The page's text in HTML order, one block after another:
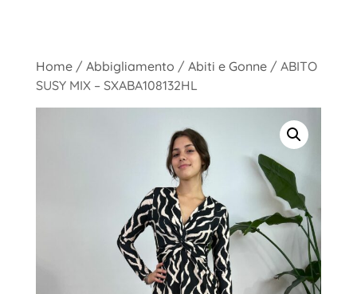
Home/ Abbigliamento / Abiti e Gonne/ ABITO
SUSY MIX – SXABA108132HL